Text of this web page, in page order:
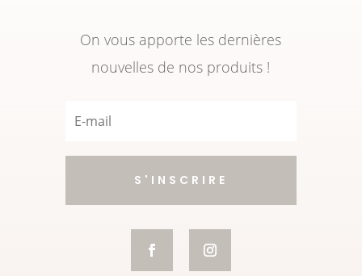
On vous apporte les dernières
nouvelles de nos produits !
S'INSCRIRE